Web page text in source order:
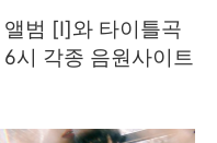
범 [I]와 타이틀곡
시 각종 음원사이트